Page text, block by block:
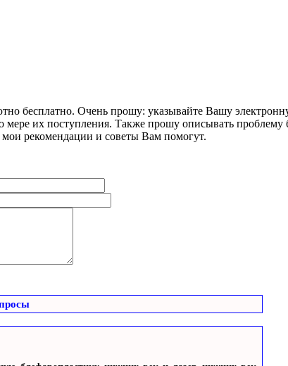
бесплатно. Очень прошу: указывайте Вашу
их поступления. Также прошу описывать проблему
рекомендации и советы Вам помогут.